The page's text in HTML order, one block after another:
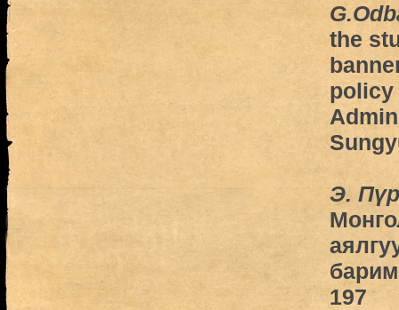
the
policy
Э.
197